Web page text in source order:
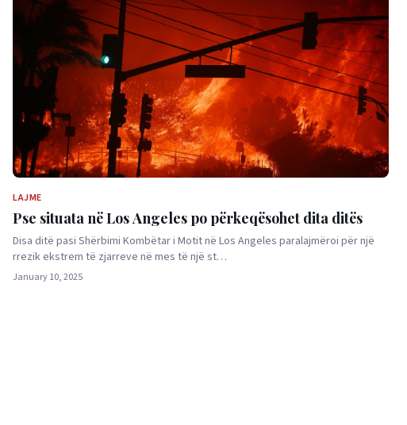
LAJME
Pse situata në Los Angeles po përkeqësohet dita ditës
Disa ditë pasi Shërbimi Kombëtar i Motit në Los Angeles paralajmëroi për një
rrezik ekstrem të zjarreve në mes të një st…
January 10, 2025